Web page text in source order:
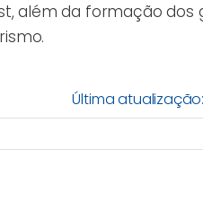
além da formação dos
Última